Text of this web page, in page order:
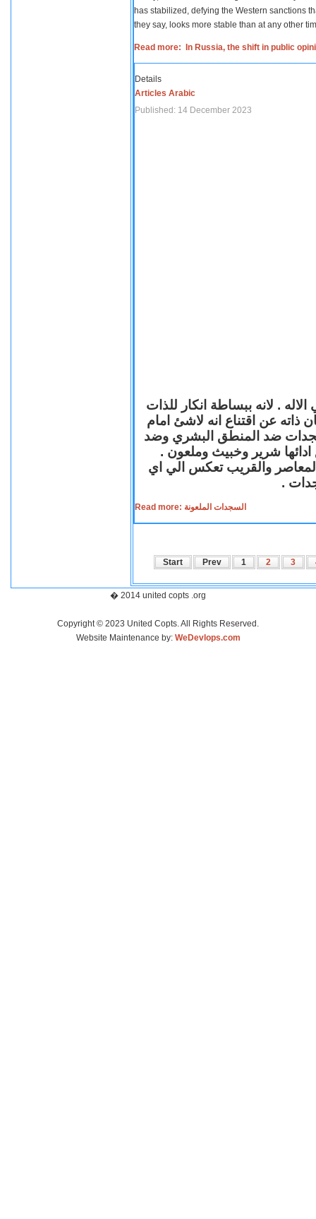
has stabilized, defying the Western sanctions
they say, looks more stable than at any other
Read more: In Russia, the shift in public
Details
Articles Arabic
Published: 14 December 2023
. لانه ببساطة انكار للذات
ذاته عن اقتناع انه لاشئ امام
ضد المنطق البشري وضد
ادائها شرير وخبيث وملعون .
المعاصر والقريب تعكس الي اي
.
Read more: السجدات الملعونة
Start Prev 1 2 3
� 2014 united copts .org
Copyright © 2023 United Copts. All Rights Reserved.
Website Maintenance by: WeDevlops.com